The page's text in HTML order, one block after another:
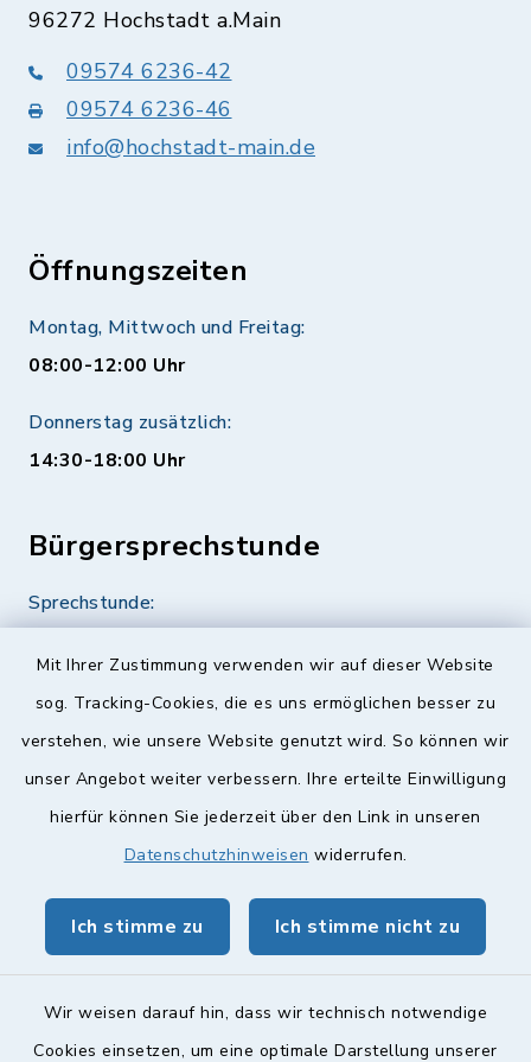
Mit Ihrer Zustimmung verwenden wir auf dieser Website
sog. Tracking-Cookies, die es uns ermöglichen besser zu
verstehen, wie unsere Website genutzt wird. So können wir
unser Angebot weiter verbessern. Ihre erteilte Einwilligung
hierfür können Sie jederzeit über den Link in unseren
Datenschutzhinweisen widerrufen.
Ich stimme zu Ich stimme nicht zu
Wir weisen darauf hin, dass wir technisch notwendige
Cookies einsetzen, um eine optimale Darstellung unserer
96272 Hochstadt a.Main
09574 6236-42
09574 6236-46
info@hochstadt-main.de
Öffnungszeiten
Montag, Mittwoch und Freitag:
08:00-12:00 Uhr
Donnerstag zusätzlich:
14:30-18:00 Uhr
Bürgersprechstunde
Sprechstunde:
Quicklinks
Landkreis Lichtenfels
geoPortal Lichtenfels